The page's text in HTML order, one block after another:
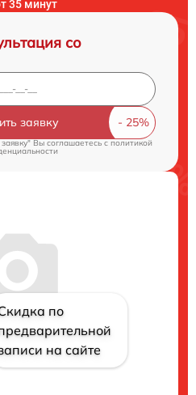
35 минут
со
заявку
Вы соглашаетесь cполитикой
по
на сайте